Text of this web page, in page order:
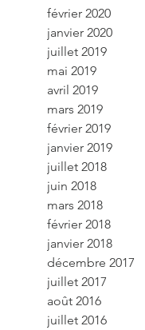
février 2020
janvier 2020
juillet 2019
mai 2019
avril 2019
mars 2019
février 2019
janvier 2019
juillet 2018
juin 2018
mars 2018
février 2018
janvier 2018
décembre 2017
juillet 2017
août 2016
juillet 2016